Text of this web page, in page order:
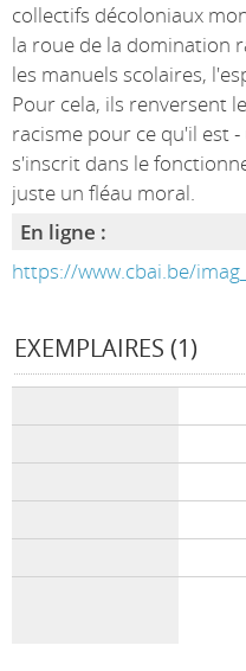
collectifs décoloniaux
la roue de la domination
les manuels scolaires,
Pour cela, ils renversent
racisme pour ce qu'il est
s'inscrit dans le
juste un fléau moral.
En ligne :
https://www.cbai.be/
EXEMPLAIRES (1)